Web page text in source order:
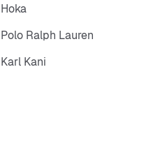
Hoka
Polo Ralph Lauren
Karl Kani